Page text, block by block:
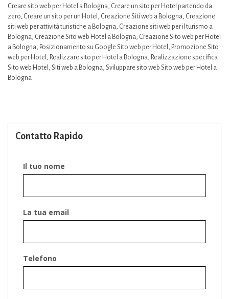
Creare sito web per Hotel a Bologna, Creare un sito per Hotel partendo da
zero, Creare un sito per un Hotel , Creazione Siti web a Bologna, Creazione
siti web per attività turistiche a Bologna, Creazione siti web per il turismo a
Bologna, Creazione Sito web Hotel a Bologna, Creazione Sito web per Hotel
a Bologna, Posizionamento su Google Sito web per Hotel , Promozione Sito
web per Hotel , Realizzare sito per Hotel a Bologna, Realizzazione specifica
Sito web Hotel , Siti web a Bologna, Sviluppare sito web Sito web per Hotel a
Bologna
Contatto Rapido
Il tuo nome
La tua email
Telefono